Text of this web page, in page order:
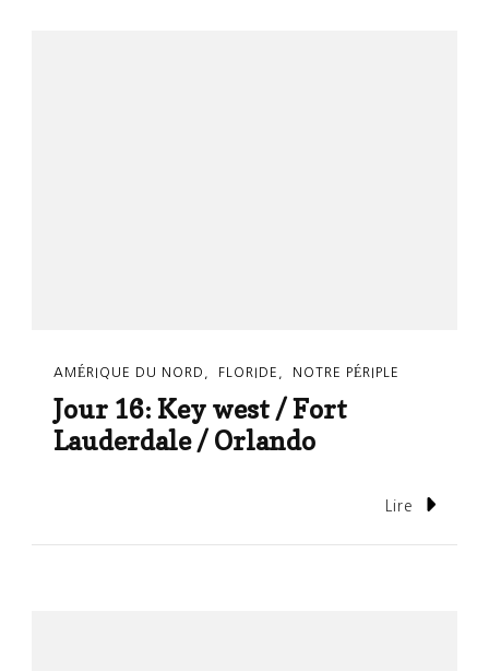
AMÉRIQUE DU NORD FLORIDE NOTRE PÉRIPLE
Jour 16: Key west / Fort
Lauderdale / Orlando
Lire